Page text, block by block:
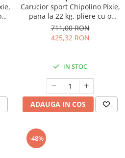
Carucior sport Chipolino Pixie,
pana la 22 kg, pliere cu o
singura mana, cu maner de
transport, Pink marshmallow
711,00 RON
425,32 RON
IN STOC
ADAUGA IN COS
-48%